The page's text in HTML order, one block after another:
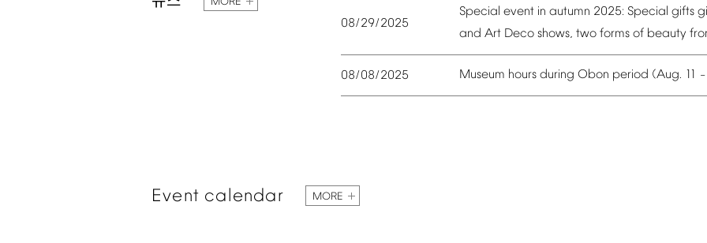
08/29/2025
Special event in autumn 2025: Special gifts
and Art Deco shows, two forms of beauty
08/08/2025 Museum hours during Obon period (Aug. 11
Event calendar MORE